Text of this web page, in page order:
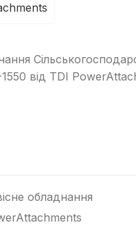
від TDI
обладнання